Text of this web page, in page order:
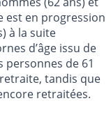
est en progression
à la suite
d’âge issu de
personnes de 61
tandis que
retraitées.